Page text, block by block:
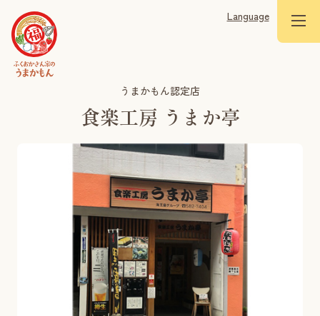
Language
うまかもん認定店
食楽工房 うまか亭